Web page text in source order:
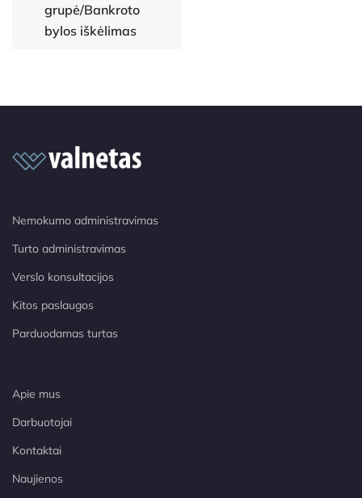
grupė/Bankroto
bylos iškėlimas
Nemokumo administravimas
Turto administravimas
Verslo konsultacijos
Kitos paslaugos
Parduodamas turtas
Apie mus
Darbuotojai
Kontaktai
Naujienos